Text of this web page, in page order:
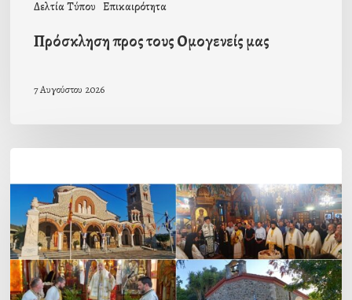
Δελτία Τύπου Επικαιρότητα
Πρόσκληση προς τους Ομογενείς μας
7 Αυγούστου 2026
εορτή
της
Μεταμορφώσεως
του
Σωτήρος